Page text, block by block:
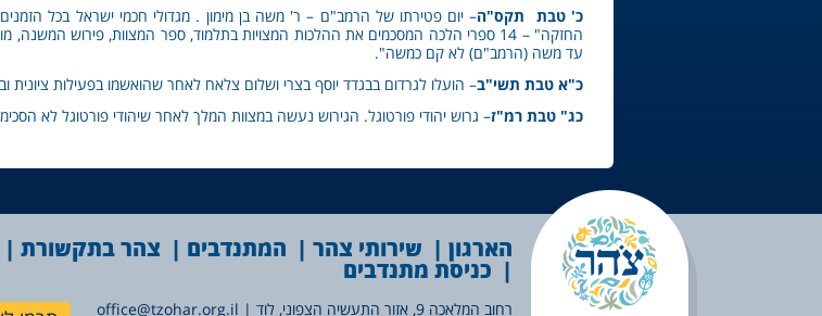
כ' טבת תקס"ה– יום פטירתו של הרמב"ם – ר' משה בן מימון . מגדולי חכמי ישראל בכל
החזקה" – 14 ספרי הלכה המסכמים את ההלכות המצויות בתלמוד, ספר המצוות, פירוש
עד משה (הרמב"ם) לא קם כמשה".
כ"א טבת תשי"ב– הועלו לגרדום בבגדד יוסף בצרי ושלום צלאח לאחר שהואשמו בפעילות ציונית
כג" טבת רמ"ז– גרוש יהודי פורטוגל. הגירוש נעשה במצוות המלך לאחר שיהודי פורטוגל לא
הארגון שירותי צהר המתנדבים צהר בתקשורת
כניסת מתנדבים
רחוב המלאכה 9, אזור התעשיה הצפוני, לוד | office@tzohar.org.il